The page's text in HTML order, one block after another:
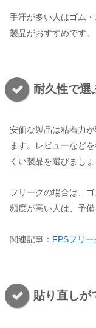
手汗が多い人はゴム
製品がおすすめです。
耐久性で選
安価な製品は粘着力
ます。レビューなど
くい製品を選びましょ
フリークの場合は、
頻度が高い人は、予
関連記事： FPSフリ
貼り直しが